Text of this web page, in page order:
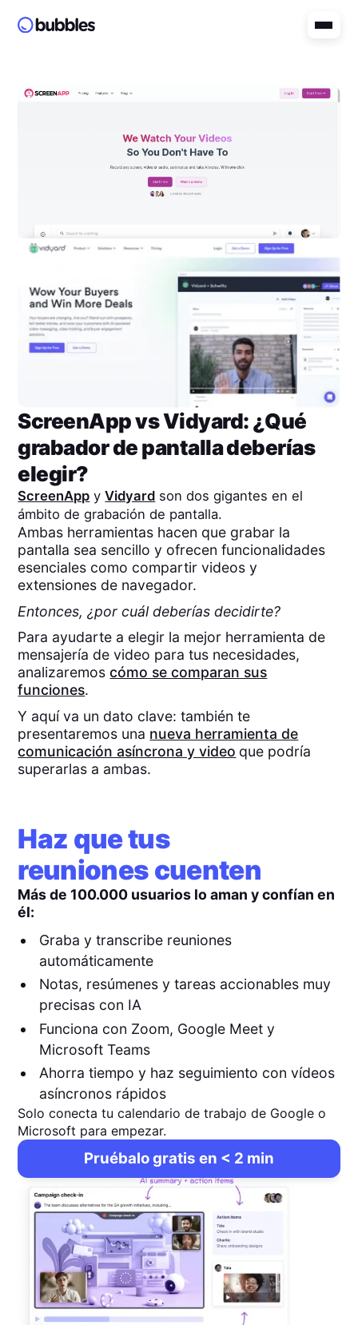
ScreenAppvsVidyard: ¿Qué
grabador de pantalla deberías
elegir?
ScreenApp yVidyard son dos gigantes en el
ámbito de grabación de pantalla.
Ambas herramientas hacen que grabar la
pantalla sea sencillo y ofrecen funcionalidades
esenciales como compartir videos y
extensiones de navegador.
Entonces, ¿por cuál deberías decidirte?
Para ayudarte a elegir la mejor herramienta de
mensajería de video para tus necesidades,
analizaremoscómo se comparan sus
funciones.
Y aquí va un dato clave: también te
presentaremos una nueva herramienta de
comunicación asíncrona y video que podría
superarlas a ambas.
Haz que tus
reuniones cuenten
Más de 100.000 usuarios lo aman y confían en
él:
Graba y transcribe reuniones
automáticamente
Notas, resúmenes y tareas accionables muy
precisas con IA
Funciona con Zoom, Google Meet y
Microsoft Teams
Ahorra tiempo y haz seguimiento con vídeos
asíncronos rápidos
Solo conecta tu calendario de trabajo de Google o
Microsoft para empezar.
Pruébalo gratis en < 2 min